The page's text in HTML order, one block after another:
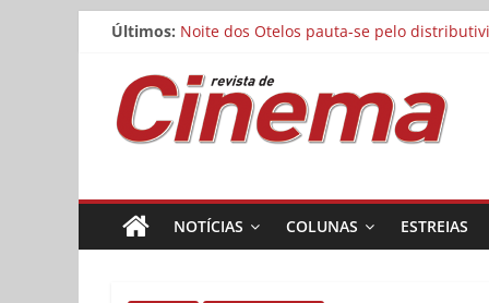
Pular
conteúdo
Últimos:
Matheus Nachtergaele e Gregório
Noite dos Otelos pauta-se pelo
Estão abertas as inscrições para o
Concurso Cine.Ema abre inscrições para
Revista
de
Cinema
NOTÍCIAS COLUNAS ESTREIAS